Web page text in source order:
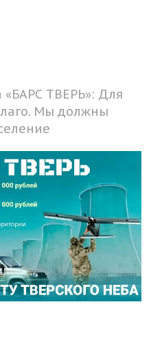
ТВЕРЬ»: Для
Мы должны